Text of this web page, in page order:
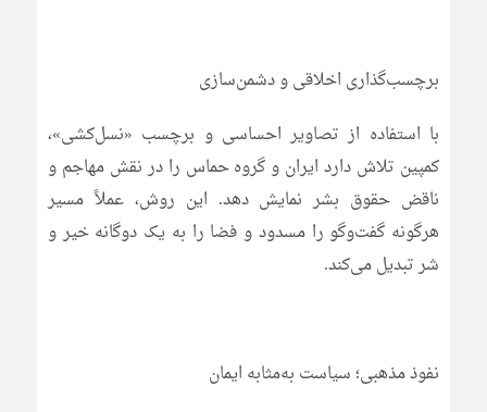
برچسب‌گذاری اخلاقی و دشمن‌سازی
با استفاده از تصاویر احساسی و برچسب «نسل‌کشی»،
کمپین تلاش دارد ایران و گروه حماس را در نقش مهاجم و
ناقض حقوق بشر نمایش دهد. این روش، عملاً مسیر
هرگونه گفت‌وگو را مسدود و فضا را به یک دوگانه خیر و
شر تبدیل می‌کند.
نفوذ مذهبی؛ سیاست به‌مثابه ایمان